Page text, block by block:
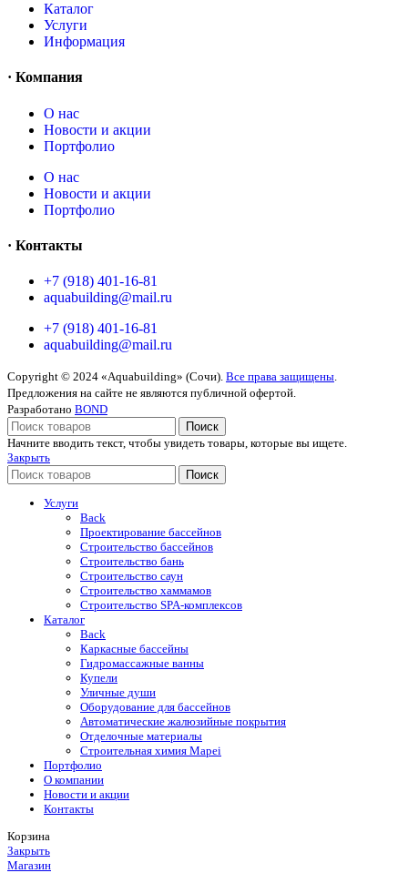
Каталог
Услуги
Информация
· Компания
O нас
Новости и акции
Портфолио
O нас
Новости и акции
Портфолио
· Контакты
+7 (918) 401-16-81
aquabuilding@mail.ru
+7 (918) 401-16-81
aquabuilding@mail.ru
Copyright © 2024 «Aquabuilding» (Сочи). Все права защищены.
Предложения на сайте не являются публичной офертой.
Разработано BOND
Поиск
Начните вводить текст, чтобы увидеть товары, которые вы ищете.
Закрыть
Поиск
Услуги
Back
Проектирование бассейнов
Строительство бассейнов
Строительство бань
Строительство саун
Строительство хаммамов
Строительство SPA-комплексов
Каталог
Back
Каркасные бассейны
Гидромассажные ванны
Купели
Уличные души
Оборудование для бассейнов
Автоматические жалюзийные покрытия
Отделочные материалы
Строительная химия Mapei
Портфолио
O компании
Новости и акции
Контакты
Корзина
Закрыть
Магазин